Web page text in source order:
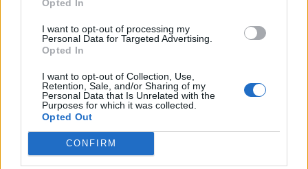
Opted In
I want to opt-out of processing my
Personal Data for Targeted Advertising.
Opted In
I want to opt-out of Collection, Use,
Retention, Sale, and/or Sharing of my
Personal Data that Is Unrelated with the
Purposes for which it was collected.
Opted Out
CONFIRM
Davide Sechi 31/07/2026
Dal lusso circolare all’intelligenza artificiale: come
impresa e musica